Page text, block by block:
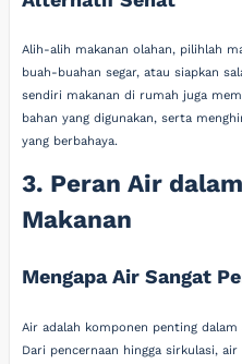
Alih-alih makanan olahan, pilihlah
buah-buahan segar, atau siapkan
sendiri makanan di rumah juga
bahan yang digunakan, serta
yang berbahaya.
3. Peran Air
Makanan
Mengapa Air Sangat
Air adalah komponen penting
Dari pencernaan hingga sirkulasi,